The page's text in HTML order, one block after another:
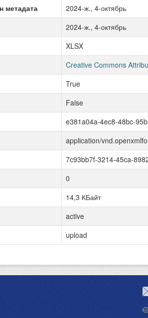
метадата
2024-ж., 4-октябрь
2024-ж., 4-октябрь
XLSX
Creative Commons
True
False
e381a04a-4ec8-48bc-
application/
7c93bb7f-3214-45ca-
0
14,3 КБайт
active
upload